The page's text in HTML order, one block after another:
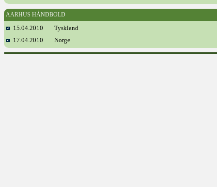
AARHUS HÅNDBOLD
15.04.2010
Tyskland
17.04.2010
Norge